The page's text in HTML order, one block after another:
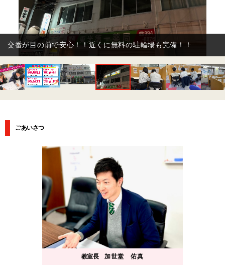
交番が目の前で安心！！近くに無料の駐輪場も完備！！
ごあいさつ
教室長 加世堂 佑真